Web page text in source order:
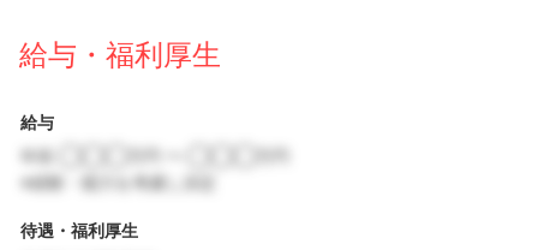
給与・福利厚生
給与
※経験・能力を考慮し決定
待遇・福利厚生